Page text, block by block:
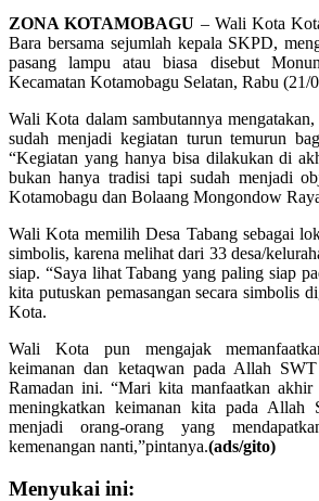
ZONA KOTAMOBAGU – Wali Kota
Bara bersama sejumlah kepala SKPD,
pasang lampu atau biasa disebut
Kecamatan Kotamobagu Selatan, Rabu (21/
Wali Kota dalam sambutannya
sudah menjadi kegiatan turun temurun
“Kegiatan yang hanya bisa dilakukan di
bukan hanya tradisi tapi sudah menjadi
Kotamobagu dan Bolaang Mongondow
Wali Kota memilih Desa Tabang sebagai
simbolis, karena melihat dari 33 desa/
siap. “Saya lihat Tabang yang paling siap
kita putuskan pemasangan secara simbolis
Kota.
Wali Kota pun mengajak
keimanan dan ketaqwan pada Allah
Ramadan ini. “Mari kita manfaatkan akhir
meningkatkan keimanan kita pada Allah
menjadi orang-orang yang
kemenangan nanti,”pintanya.(ads/gito)
Menyukai ini: